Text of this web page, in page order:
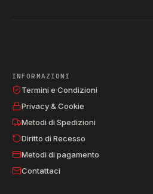
INFORMAZIONI
Termini e Condizioni
Privacy & Cookie
Metodi di Spedizioni
Diritto di Recesso
Metodi di pagamento
Contattaci